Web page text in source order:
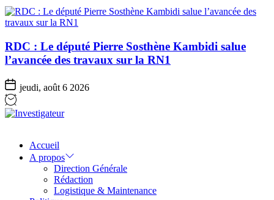
RDC : Le député Pierre Sosthène Kambidi salue
l’avancée des travaux sur la RN1
jeudi, août 6 2026
Accueil
A propos
Direction Générale
Rédaction
Logistique & Maintenance